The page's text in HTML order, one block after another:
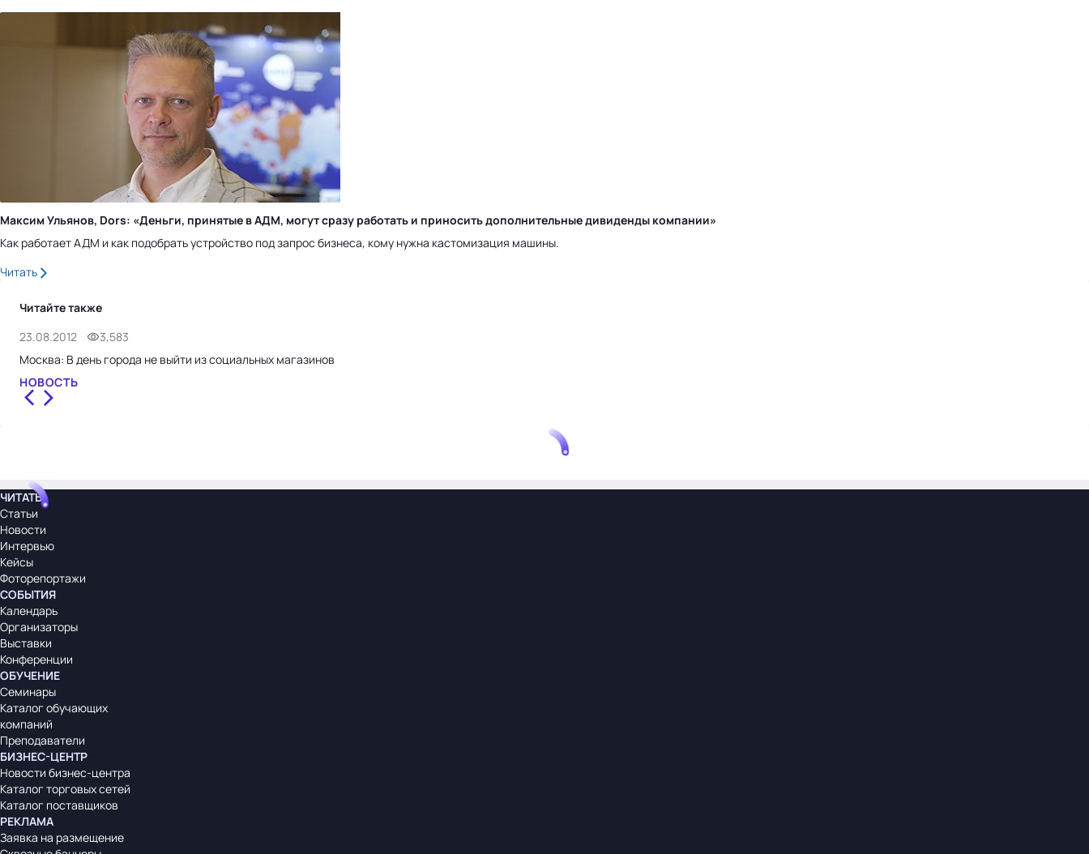
Максим Ульянов, Dors: «Деньги, принятые в АДМ, могут сразу работать и приносить дополнительные дивиденды компании»
Как работает АДМ и как подобрать устройство под запрос бизнеса, кому нужна кастомизация машины.
Читать
Читайте также
23.08.2012
3,583
Москва: В день города не выйти из социальных магазинов
НОВОСТЬ
ЧИТАТЬ
Статьи
Новости
Интервью
Кейсы
Фоторепортажи
СОБЫТИЯ
Календарь
Организаторы
Выставки
Конференции
ОБУЧЕНИЕ
Семинары
Каталог обучающих
компаний
Преподаватели
БИЗНЕС-ЦЕНТР
Новости бизнес-центра
Каталог торговых сетей
Каталог поставщиков
РЕКЛАМА
Заявка на размещение